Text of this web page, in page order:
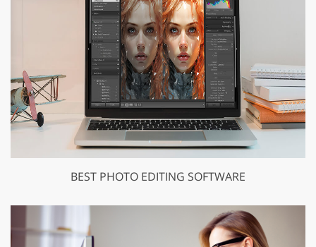
BEST PHOTO EDITING SOFTWARE